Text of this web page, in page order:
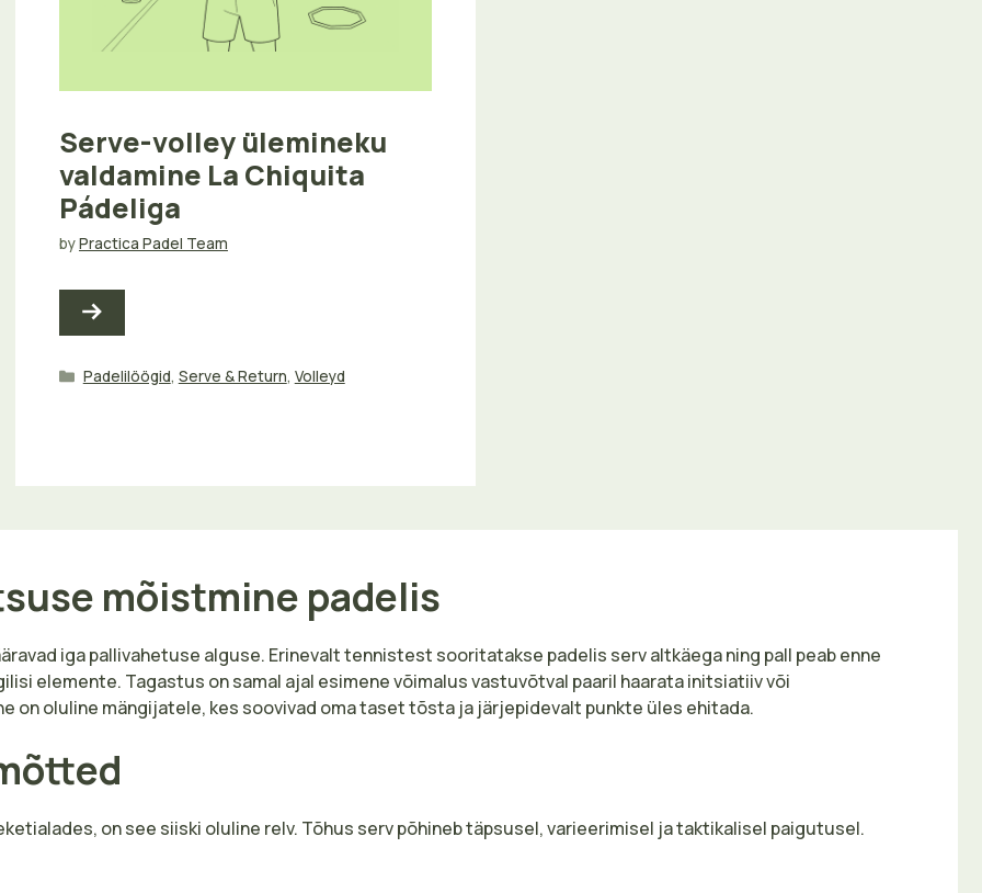
Serve-volley ülemineku
valdamine La Chiquita
Pádeliga
byPractica Padel Team
Categories
Padelilöögid, Serve & Return, Volleyd
mõistmine padelis
iga pallivahetuse alguse. Erinevalt tennistest sooritatakse padelis serv altkäega ning pall peab enne
elemente. Tagastus on samal ajal esimene võimalus vastuvõtval paaril haarata initsiatiiv või
on oluline mängijatele, kes soovivad oma taset tõsta ja järjepidevalt punkte üles ehitada.
on see siiski oluline relv. Tõhus serv põhineb täpsusel, varieerimisel ja taktikalisel paigutusel.